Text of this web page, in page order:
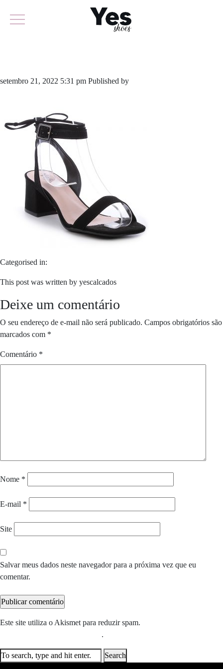
setembro 21, 2022 5:31 pm Published by
Categorised in:
This post was written by yescalcados
Deixe um comentário
O seu endereço de e-mail não será publicado. Campos obrigatórios são
marcados com *
Comentário *
Nome *
E-mail *
Site
Salvar meus dados neste navegador para a próxima vez que eu
comentar.
Este site utiliza o Akismet para reduzir spam.
.
Search